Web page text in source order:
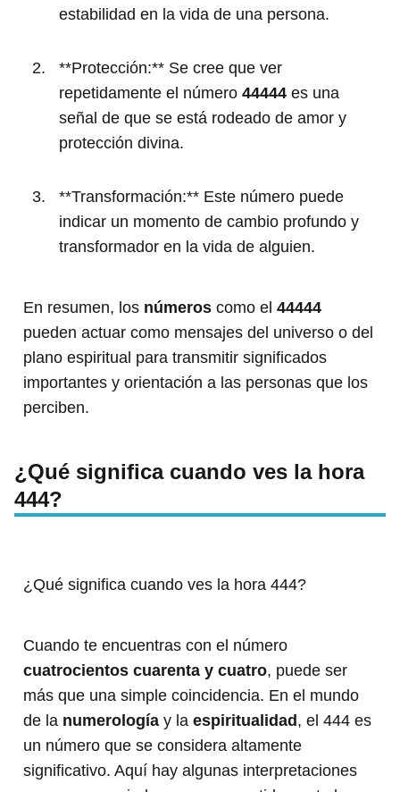
estabilidad en la vida de una persona.
**Protección:** Se cree que ver
repetidamente el número 44444 es una
señal de que se está rodeado de amor y
protección divina.
**Transformación:** Este número puede
indicar un momento de cambio profundo y
transformador en la vida de alguien.
En resumen, los números como el 44444
pueden actuar como mensajes del universo o del
plano espiritual para transmitir significados
importantes y orientación a las personas que los
perciben.
¿Qué significa cuando ves la hora
444?
¿Qué significa cuando ves la hora 444?
Cuando te encuentras con el número
cuatrocientos cuarenta y cuatro, puede ser
más que una simple coincidencia. En el mundo
de la numerología y la espiritualidad , el 444 es
un número que se considera altamente
significativo. Aquí hay algunas interpretaciones